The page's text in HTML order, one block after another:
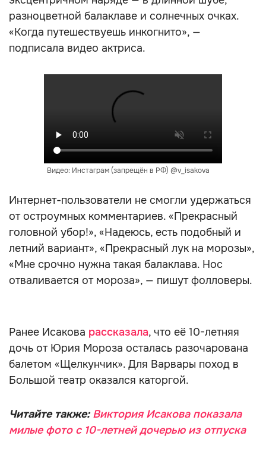
разноцветной балаклаве и солнечных очках.
«Когда путешествуешь инкогнито», —
подписала видео актриса.
Видео: Инстаграм (запрещён в РФ) @v_isakova
Интернет-пользователи не смогли удержаться
от остроумных комментариев. «Прекрасный
головной убор!», «Надеюсь, есть подобный и
летний вариант», «Прекрасный лук на морозы»,
«Мне срочно нужна такая балаклава. Нос
отваливается от мороза», — пишут фолловеры.
Ранее Исакова рассказала, что её 10-летняя
дочь от Юрия Мороза осталась разочарована
балетом «Щелкунчик». Для Варвары поход в
Большой театр оказался каторгой.
Читайте также: Виктория Исакова показала
милые фото с 10-летней дочерью из отпуска